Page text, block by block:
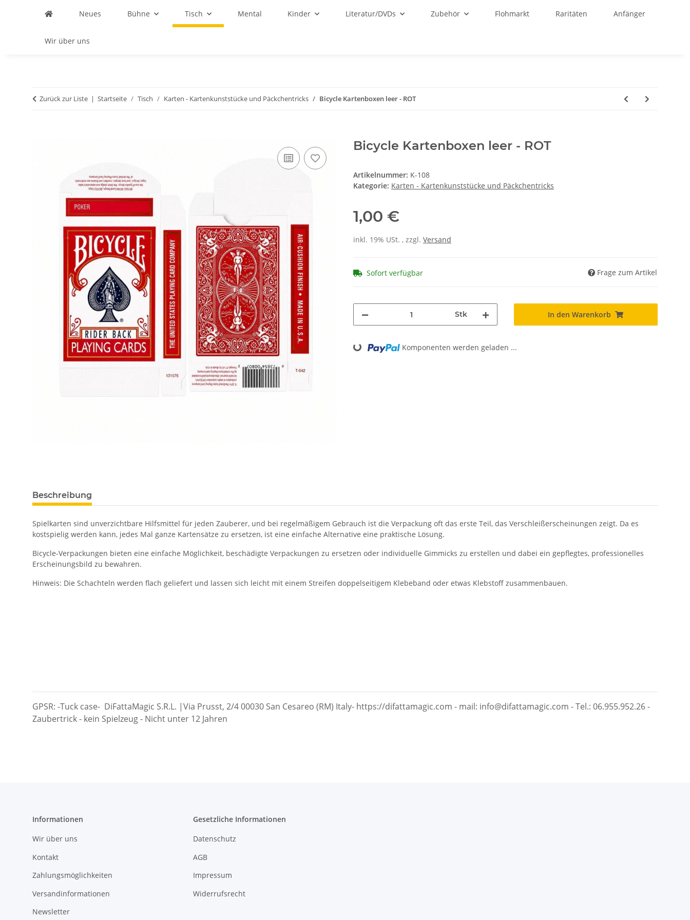
Neues Bühne Tisch Mental Kinder Literatur/DVDs Zubehör Flohmarkt Raritäten Anfänger
Wir über uns
Zurück zur Liste Startseite Tisch Karten - Kartenkunststücke und Päckchentricks Bicycle Kartenboxen leer - ROT
Bicycle Kartenboxen leer - ROT
Artikelnummer: K-108
Kategorie: Karten - Kartenkunststücke und Päckchentricks
1,00 €
inkl. 19% USt. , zzgl. Versand
Sofort verfügbar Frage zum Artikel
Stk In den Warenkorb
Loading... Komponenten werden geladen ...
Beschreibung
Spielkarten sind unverzichtbare Hilfsmittel für jeden Zauberer, und bei regelmäßigem Gebrauch ist die Verpackung oft das erste Teil, das Verschleißerscheinungen zeigt. Da es
kostspielig werden kann, jedes Mal ganze Kartensätze zu ersetzen, ist eine einfache Alternative eine praktische Lösung.
Bicycle-Verpackungen bieten eine einfache Möglichkeit, beschädigte Verpackungen zu ersetzen oder individuelle Gimmicks zu erstellen und dabei ein gepflegtes, professionelles
Erscheinungsbild zu bewahren.
Hinweis: Die Schachteln werden flach geliefert und lassen sich leicht mit einem Streifen doppelseitigem Klebeband oder etwas Klebstoff zusammenbauen.
GPSR: -Tuck case- DiFattaMagic S.R.L. |Via Prusst, 2/4 00030 San Cesareo (RM) Italy- https://difattamagic.com - mail: info@difattamagic.com - Tel.: 06.955.952.26 -
Zaubertrick - kein Spielzeug - Nicht unter 12 Jahren
Informationen
Wir über uns
Kontakt
Zahlungsmöglichkeiten
Versandinformationen
Newsletter
Gesetzliche Informationen
Datenschutz
AGB
Impressum
Widerrufsrecht